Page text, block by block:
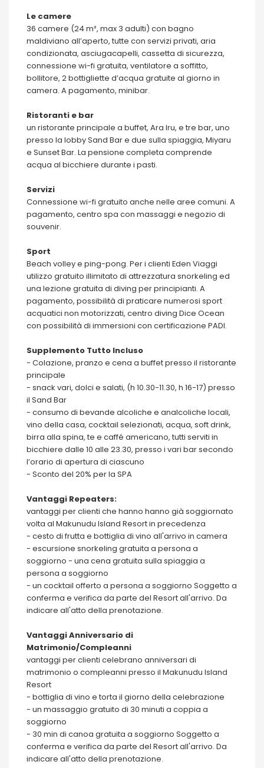
Le camere
36 camere (24 m², max 3 adulti) con bagno
maldiviano all’aperto, tutte con servizi privati, aria
condizionata, asciugacapelli, cassetta di sicurezza,
connessione wi-fi gratuita, ventilatore a soffitto,
bollitore, 2 bottigliette d’acqua gratuite al giorno in
camera. A pagamento, minibar.
Ristoranti e bar
un ristorante principale a buffet, Ara Iru, e tre bar, uno
presso la lobby Sand Bar e due sulla spiaggia, Miyaru
e Sunset Bar. La pensione completa comprende
acqua al bicchiere durante i pasti.
Servizi
Connessione wi-fi gratuito anche nelle aree comuni. A
pagamento, centro spa con massaggi e negozio di
souvenir.
Sport
Beach volley e ping-pong. Per i clienti Eden Viaggi
utilizzo gratuito illimitato di attrezzatura snorkeling ed
una lezione gratuita di diving per principianti. A
pagamento, possibilità di praticare numerosi sport
acquatici non motorizzati, centro diving Dice Ocean
con possibilità di immersioni con certificazione PADI.
Supplemento Tutto Incluso
- Colazione, pranzo e cena a buffet presso il ristorante
principale
- snack vari, dolci e salati, (h 10.30-11.30, h 16-17) presso
il Sand Bar
- consumo di bevande alcoliche e analcoliche locali,
vino della casa, cocktail selezionati, acqua, soft drink,
birra alla spina, te e caffé americano, tutti serviti in
bicchiere dalle 10 alle 23.30, presso i vari bar secondo
l’orario di apertura di ciascuno
- Sconto del 20% per la SPA
Vantaggi Repeaters:
vantaggi per clienti che hanno hanno già soggiornato
volta al Makunudu Island Resort in precedenza
- cesto di frutta e bottiglia di vino all'arrivo in camera
- escursione snorkeling gratuita a persona a
soggiorno - una cena gratuita sulla spiaggia a
persona a soggiorno
- un cocktail offerto a persona a soggiorno Soggetto a
conferma e verifica da parte del Resort all'arrivo. Da
indicare all'atto della prenotazione.
Vantaggi Anniversario di
Matrimonio/Compleanni
vantaggi per clienti celebrano anniversari di
matrimonio o compleanni presso il Makunudu Island
Resort
- bottiglia di vino e torta il giorno della celebrazione
- un massaggio gratuito di 30 minuti a coppia a
soggiorno
- 30 min di canoa gratuita a soggiorno Soggetto a
conferma e verifica da parte del Resort all'arrivo. Da
indicare all'atto della prenotazione.